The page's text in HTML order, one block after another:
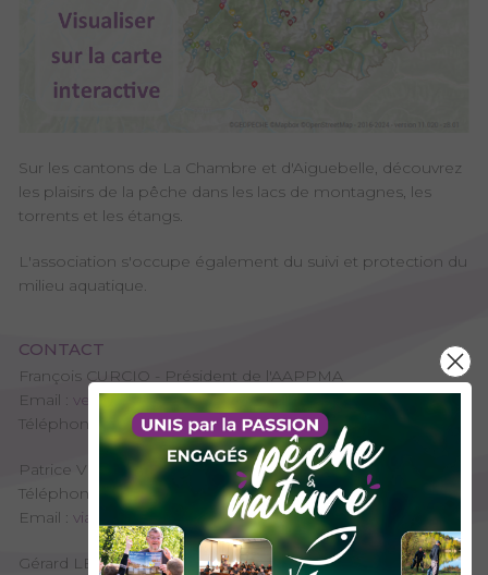
Sur les cantons de La Chambre et d'Aiguebelle, découvrez
les plaisirs de la pêche dans les lacs de montagnes, les
torrents et les étangs.
L'association s'occupe également du suivi et protection du
milieu aquatique.
CONTACT
François CURCIO - Président de l'AAPPMA
Email : veroniquecurcio@outlook.fr
Téléphone : 06 43 56 69 62
Patrice VIARD - Trésorier de l'AAPPMA
Téléphone : 06 72 12 80 58
Email : viardp@wanadoo.fr
Gérard LE ROUX - Secrétaire de l'AAPPMA